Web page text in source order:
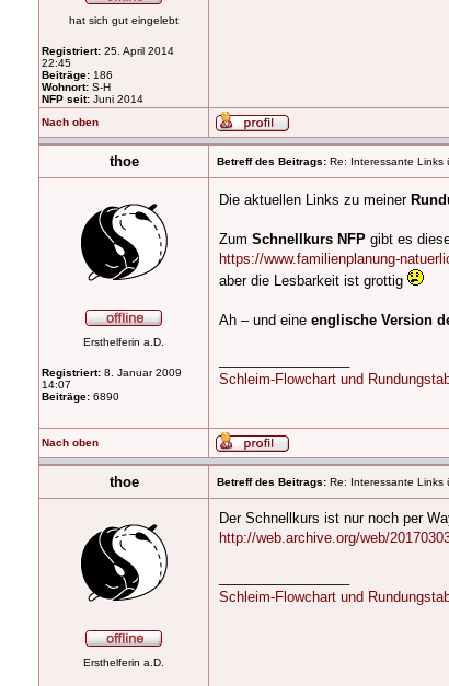
hat sich gut eingelebt
Registriert: 25. April 2014
22:45
Beiträge: 186
Wohnort: S-H
NFP seit: Juni 2014
Nach oben
thoe Betreff des Beitrags: Re: Interessante Links
Ersthelferin a.D.
Registriert: 8. Januar 2009
14:07
Beiträge: 6890
Die aktuellen Links zu meiner
Zum Schnellkurs NFP gibt es
https://www.familienplanung-
aber die Lesbarkeit ist grottig
Ah – und eine englische Version
Schleim-Flowchart und
Nach oben
thoe Betreff des Beitrags: Re: Interessante Links
Ersthelferin a.D.
Der Schnellkurs ist nur noch per
http://web.archive.org/web/
Schleim-Flowchart und